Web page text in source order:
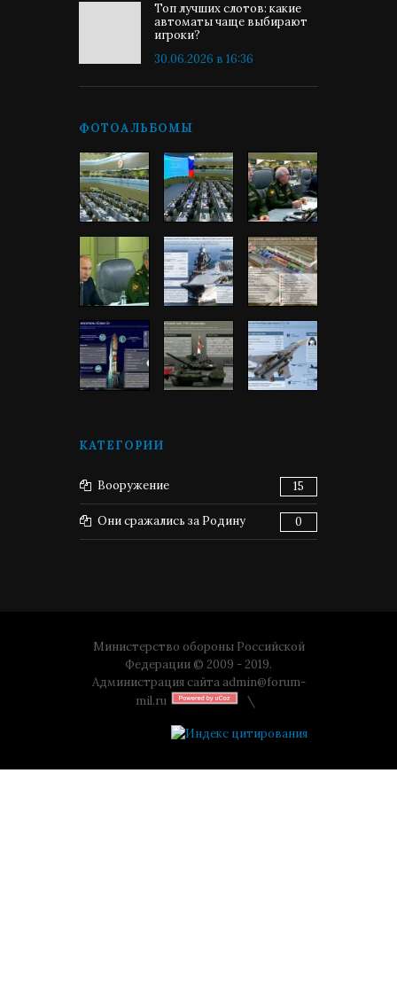
Топ лучших слотов: какие
автоматы чаще выбирают
игроки?
30.06.2026 в 16:36
ФОТОАЛЬБОМЫ
КАТЕГОРИИ
Вооружение 15
Они сражались за Родину 0
Министерство обороны Российской
Федерации © 2009 - 2019.
Администрация сайта admin@forum-
mil.ru